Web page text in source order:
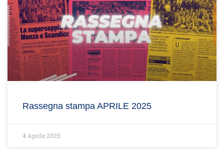
Rassegna stampa APRILE 2025
4 Aprile 2025